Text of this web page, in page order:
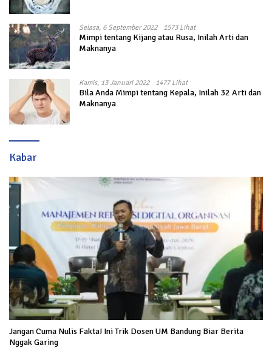
Selasa, 6 September 2022 1573 Lihat
Mimpi tentang Kijang atau Rusa, Inilah Arti dan
Maknanya
Kamis, 13 Januari 2022 1477 Lihat
Bila Anda Mimpi tentang Kepala, Inilah 32 Arti dan
Maknanya
Kabar
Jangan Cuma Nulis Fakta! Ini Trik Dosen UM Bandung Biar Berita
Nggak Garing